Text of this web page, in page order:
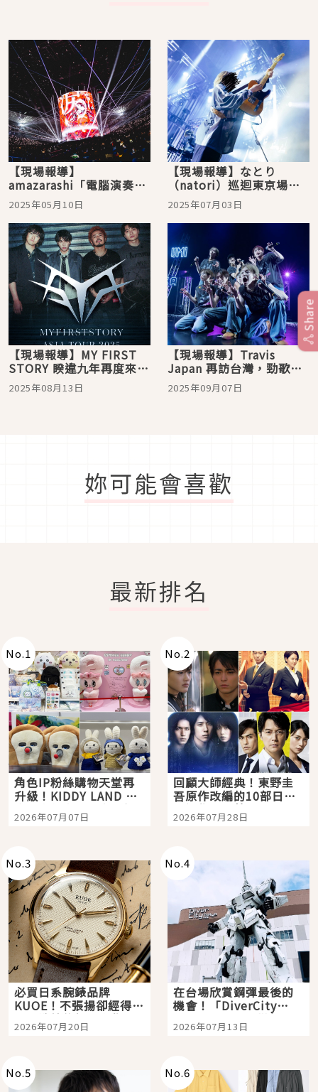
【現場報導】
amazarashi「電腦演奏監
視空間 Ghost」橫濱演唱
會，結合音符與朗讀的現
代反叛之詩
2025年05月10日
【現場報導】なとり
（natori）巡迴東京場，
擁抱被生活磨損而不美的
自己，用音樂跟觀眾摩
擦！
2025年07月03日
【現場報導】MY FIRST
STORY 睽違九年再度來台
開唱！鬼滅主題曲、空耳
梗名曲嗨翻南港
2025年08月13日
【現場報導】Travis
Japan 再訪台灣，勁歌熱
舞兩天嗨翻 Zepp New
Taipei
2025年09月07日
妳可能會喜歡
最新排名
No.1
角色IP粉絲購物天堂再
升級！KIDDY LAND 原
宿店吉伊卡哇迎客，新
開幕 OMOKADO 店3分
2026年07月07日
No.2
回顧大師經典！東野圭
吾原作改編的10部日本
影視作品推薦
2026年07月28日
No.3
必買日系腕錶品牌
KUOE！不張揚卻經得起
時間洗鍊的經典之作五
選
2026年07月20日
No.4
在台場欣賞鋼彈最後的
機會！「DiverCity
Tokyo Plaza」搭船、
購物、美食及夜景，一
2026年07月13日
No.5 No.6
Share